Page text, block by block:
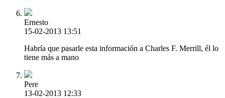
Ernesto
15-02-2013 13:51
Habría que pasarle esta información a Charles F. Merrill, él lo
tiene más a mano
Pere
13-02-2013 12:33